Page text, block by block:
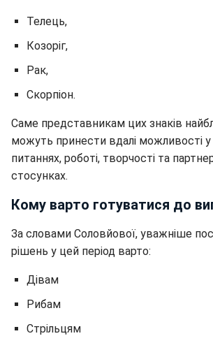
Телець,
Козоріг,
Рак,
Скорпіон.
Саме представникам цих знаків
можуть принести вдалі можливості у
питаннях, роботі, творчості та
стосунках.
Кому варто готуватися до
За словами Соловйової, уважніше
рішень у цей період варто:
Дівам
Рибам
Стрільцям